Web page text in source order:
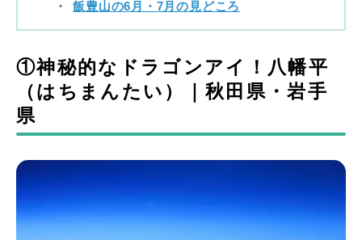
飯豊山の6月・7月の見どころ
①神秘的なドラゴンアイ！八幡平
（はちまんたい）｜秋田県・岩手
県